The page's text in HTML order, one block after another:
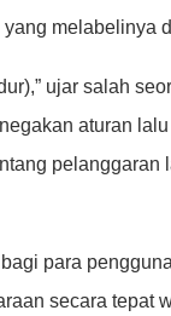
melabelinya
ujar salah
aturan
para
secara tepat